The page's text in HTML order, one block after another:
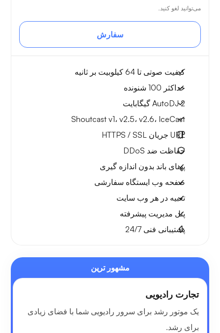
می‌توانید لغو کنید.
سفارش
کیفیت صوتی تا 64 کیلوبیت بر ثانیه
حداکثر 100 شنونده
AutoDJ 2 گیگابایت
Shoutcast v1، v2.5، v2.6، IceCast
URL جریان HTTPS / SSL
حفاظت ضد DDoS
پهنای باند بدون اندازه گیری
صفحه وب ایستگاه سفارشی
تعبیه در هر وب سایت
پنل مدیریت پیشرفته
پشتیبانی فنی 24/7
مشهور ترین
تجارت رادیویی
یک موتور رشد برای سرور رادیویی شما با فضای زیادی
برای رشد.